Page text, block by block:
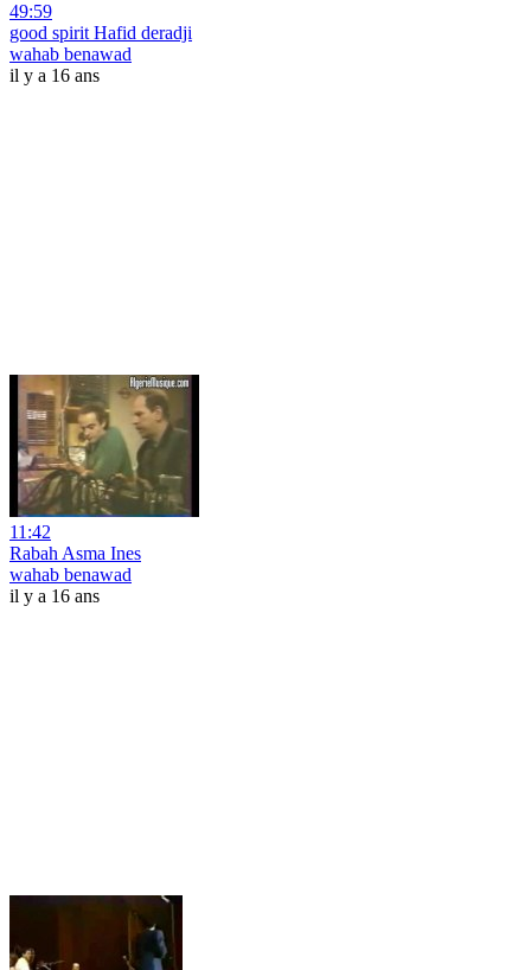
49:59
good spirit Hafid deradji
wahab benawad
il y a 16 ans
11:42
Rabah Asma Ines
wahab benawad
il y a 16 ans